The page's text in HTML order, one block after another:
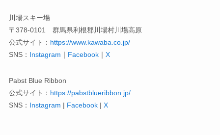
川場スキー場
〒378-0101 群馬県利根郡川場村川場高原
公式サイト： https://www.kawaba.co.jp/
SNS： Instagram ｜ Facebook｜ X
Pabst Blue Ribbon
公式サイト： https://pabstblueribbon.jp/
SNS： Instagram | Facebook| X